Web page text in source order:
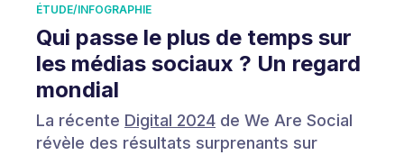
ÉTUDE/INFOGRAPHIE
Qui passe le plus de temps sur
les médias sociaux ? Un regard
mondial
La récente Digital 2024 de We Are Social
révèle des résultats surprenants sur